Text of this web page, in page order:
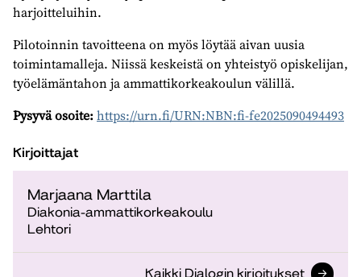
harjoitteluihin.
Pilotoinnin tavoitteena on myös löytää aivan uusia
toimintamalleja. Niissä keskeistä on yhteistyö opiskelijan,
työelämäntahon ja ammattikorkeakoulun välillä.
Pysyvä osoite:https://urn.fi/URN:NBN:fi-fe2025090494493
Kirjoittajat
Marjaana Marttila
Diakonia-ammattikorkeakoulu
Lehtori
Kaikki Dialogin kirjoitukset